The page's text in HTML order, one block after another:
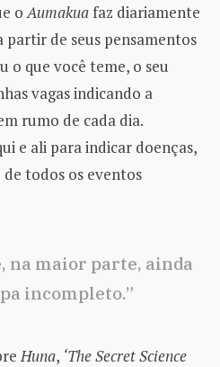
oAumakuafaz diariamente
de seus pensamentos
o que você teme, o seu
vagas indicando a
rumo de cada dia.
e ali para indicar doenças,
todos os eventos
na maior parte, ainda
incompleto.”
Huna, ‘The Secret Science